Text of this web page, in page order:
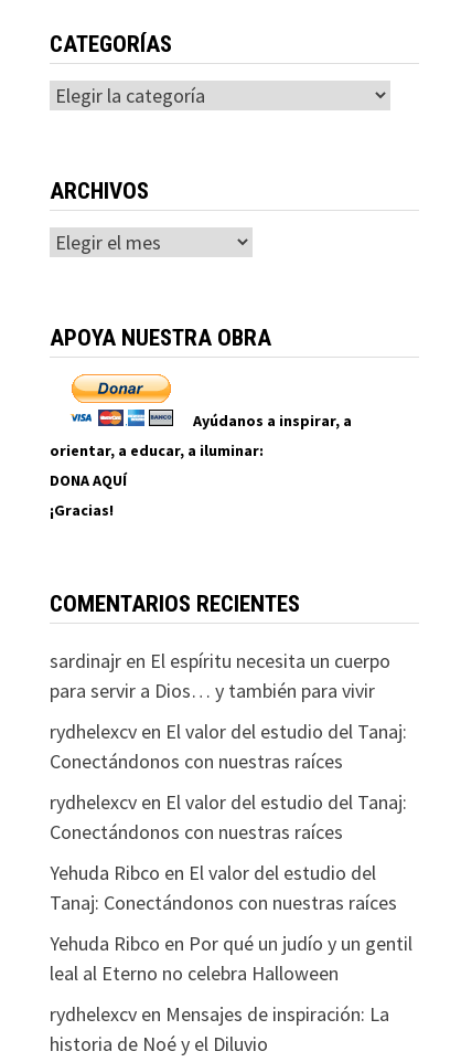
CATEGORÍAS
Categorías
ARCHIVOS
Archivos
APOYA NUESTRA OBRA
Ayúdanos a inspirar, a
orientar, a educar, a iluminar:
DONA AQUÍ
¡Gracias!
COMENTARIOS RECIENTES
sardinajren El espíritu necesita un cuerpo
para servir a Dios… y también para vivir
rydhelexcven El valor del estudio del Tanaj:
Conectándonos con nuestras raíces
rydhelexcven El valor del estudio del Tanaj:
Conectándonos con nuestras raíces
Yehuda Ribco en El valor del estudio del
Tanaj: Conectándonos con nuestras raíces
Yehuda Ribco en Por qué un judío y un gentil
leal al Eterno no celebra Halloween
rydhelexcven Mensajes de inspiración: La
historia de Noé y el Diluvio